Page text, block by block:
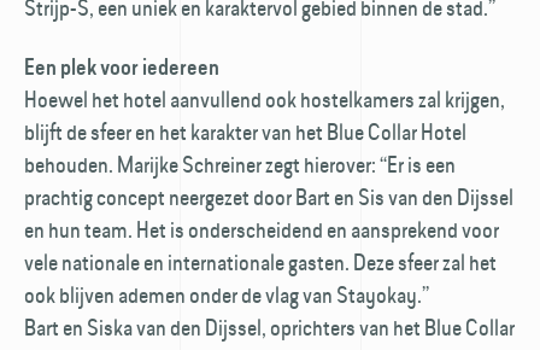
Strijp-S, een uniek en karaktervol gebied binnen de stad.”
Een plek voor iedereen
Hoewel het hotel aanvullend ook hostelkamers zal krijgen,
blijft de sfeer en het karakter van het Blue Collar Hotel
behouden. Marijke Schreiner zegt hierover: “Er is een
prachtig concept neergezet door Bart en Sis van den Dijssel
en hun team. Het is onderscheidend en aansprekend voor
vele nationale en internationale gasten. Deze sfeer zal het
ook blijven ademen onder de vlag van Stayokay.”
Bart en Siska van den Dijssel, oprichters van het Blue Collar